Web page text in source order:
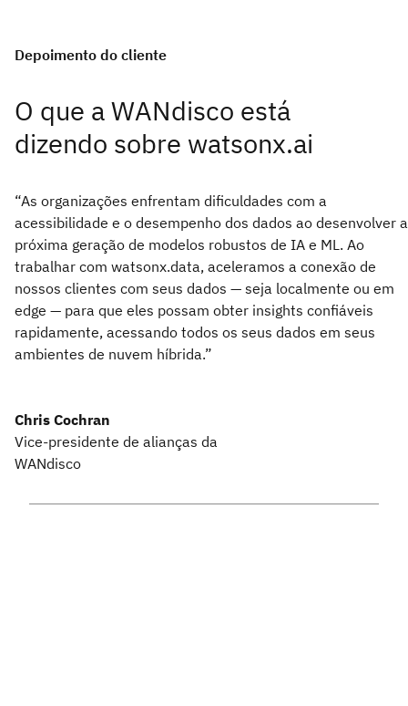
Depoimento do cliente
O que a WANdisco está
dizendo sobre watsonx.ai
“As organizações enfrentam dificuldades com a
acessibilidade e o desempenho dos dados ao desenvolver a
próxima geração de modelos robustos de IA e ML. Ao
trabalhar com watsonx.data, aceleramos a conexão de
nossos clientes com seus dados — seja localmente ou em
edge — para que eles possam obter insights confiáveis
rapidamente, acessando todos os seus dados em seus
ambientes de nuvem híbrida.”
Chris Cochran
Vice-presidente de alianças da
WANdisco